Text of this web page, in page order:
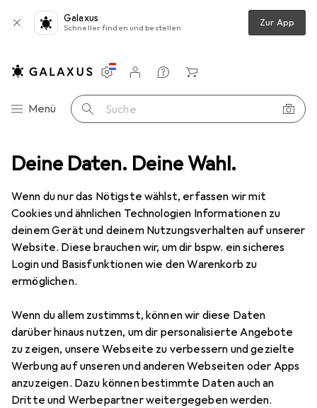
Deine Daten. Deine Wahl.
Wenn du nur das Nötigste wählst, erfassen wir mit
Cookies und ähnlichen Technologien Informationen zu
deinem Gerät und deinem Nutzungsverhalten auf unserer
Website. Diese brauchen wir, um dir bspw. ein sicheres
Login und Basisfunktionen wie den Warenkorb zu
ermöglichen.
Wenn du allem zustimmst, können wir diese Daten
darüber hinaus nutzen, um dir personalisierte Angebote
zu zeigen, unsere Webseite zu verbessern und gezielte
Werbung auf unseren und anderen Webseiten oder Apps
anzuzeigen. Dazu können bestimmte Daten auch an
Dritte und Werbepartner weitergegeben werden.
Galaxus
Schneller finden und bestellen Zur App
Navigation nach Kategorien
Menü Suche
Einstellungen
Kundenkonto
Vergleichslisten
Merklisten
Warenkorb
Schrauben + Bohren Bits Wera 868/4 V # 3 x 89 mm
5 Bilder
MENGENRABATT
Wera 868/4 V # 3 x 89 mm
Innenvierkant
Preis in EUR inkl. MwSt.
EUR
12,91
Bewertungen